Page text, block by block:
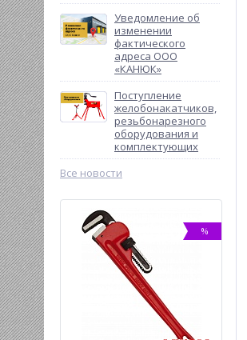
Уведомление об
изменении
фактического
адреса ООО
«КАНЮК»
Поступление
желобонакатчиков,
резьбонарезного
оборудования и
комплектующих
Все новости
ХИТ
-13%
%